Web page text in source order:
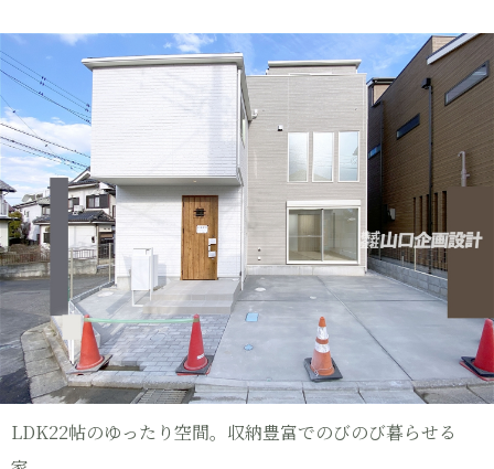
LDK22帖のゆったり空間。収納豊富でのびのび暮らせる